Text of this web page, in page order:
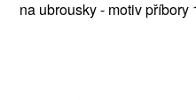
na ubrousky - motiv příbory